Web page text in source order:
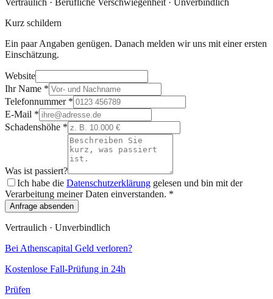
Vertraulich · Berufliche Verschwiegenheit · Unverbindlich
Kurz schildern
Ein paar Angaben genügen. Danach melden wir uns mit einer ersten
Einschätzung.
Website
Ihr Name *
Telefonnummer *
E-Mail *
Schadenshöhe *
Was ist passiert?
Ich habe die Datenschutzerklärung gelesen und bin mit der
Verarbeitung meiner Daten einverstanden. *
Anfrage absenden
Vertraulich · Unverbindlich
Bei Athenscapital Geld verloren?
Kostenlose Fall-Prüfung in 24h
Prüfen